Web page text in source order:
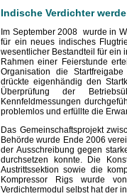
Indische Verdichter
Im September 2008 wurde in
für ein neues indisches
wesentlicher Bestandteil für ein
Rahmen einer Feierstunde
Organisation die
drückte eigenhändig den
Überprüfung der
Kennfeldmessungen
problemlos und erfüllte die
Das Gemeinschaftsprojekt
Behörde wurde Ende 2006
der Ausschreibung gegen
durchsetzen konnte. Die
Austrittssektion sowie die
Kompressor Rigs wurde
Verdichtermodul selbst hat der